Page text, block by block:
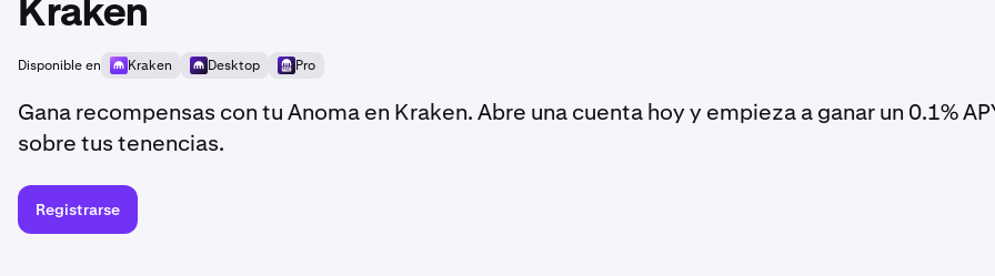
Kraken
Disponible en Kraken Desktop Pro
Gana recompensas con tu Anoma en Kraken. Abre una cuenta hoy y empieza a ganar un 0.1%
sobre tus tenencias.
Registrarse